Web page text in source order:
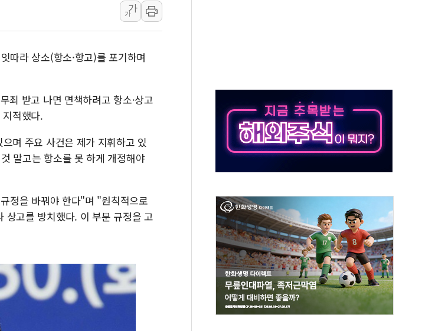
강릉·동해·삼척 시간당 최대 50㎜ 폭우…강원 동해안 강한 비 이어져
폐기물 수거하다 참변…60대 환경미화원 수거차에 치여 사망
李대통령 "결혼 때문에 손해 보는 일 없게"…'결혼 페널티' 22개 과제 손본다
추미애, '위안부' 피해자 기림의 날 참석..."국제적 시민 연대로 목소리 내야"
인천 선재도 갯벌서 해루질 중 실종 60대 나흘만에 숨진 채 발견
인천서 말다툼 중 어머니 흉기 살해 10대 아들 체포
'화합' 꺼낸 김민석에 '뻔뻔' 받아친 정청래…제주 연설서 신경전 고조
가
가
따라 상소(항소·항고)를 포기하며
죄 받고 나면 면책하려고 항소·상고
적했다.
며 주요 사건은 제가 지휘하고 있
말고는 항소를 못 하게 개정해야
정을 바꿔야 한다"며 "원칙적으로
상고를 방치했다. 이 부분 규정을 고